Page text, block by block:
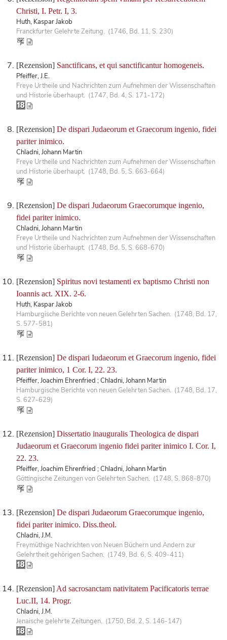
Christi, I. Petr. I, 3.
Huth, Kaspar Jakob
Franckfurter Gelehrte Zeitung. (1746, Bd. 11, S. 230)
[Rezension] Sanctificans, et qui sanctificantur homogeneis.
Pfeiffer, J.E.
Freye Urtheile und Nachrichten zum Aufnehmen der Wissenschaften
und Historie überhaupt. (1747, Bd. 4, S. 171-172)
[Rezension] De dispari Judaeorum et Graecorum ingenio, fidei
pariter inimico.
Chladni, Johann Martin
Freye Urtheile und Nachrichten zum Aufnehmen der Wissenschaften
und Historie überhaupt. (1748, Bd. 5, S. 663-664)
[Rezension] De dispari Judaeorum Graecorumque ingenio,
fidei pariter inimico.
Chladni, Johann Martin
Freye Urtheile und Nachrichten zum Aufnehmen der Wissenschaften
und Historie überhaupt. (1748, Bd. 5, S. 668-670)
[Rezension] Spiritus novi testamenti ex baptismo Christi non
Ioannis act. XIX. 2-6.
Huth, Kaspar Jakob
Hamburgische Berichte von neuen Gelehrten Sachen. (1748, Bd. 17,
S. 577-581)
[Rezension] De dispari Iudaeorum et Graecorum ingenio, fidei
pariter inimico, 1 Cor. I, 22. 23.
Pfeiffer, Joachim Ehrenfried ; Chladni, Johann Martin
Hamburgische Berichte von neuen Gelehrten Sachen. (1748, Bd. 17,
S. 627-629)
[Rezension] Dissertatio inauguralis Theologica de dispari
Judaeorum et Graecorum ingenio fidei pariter inimico I. Cor. I,
22. 23.
Pfeiffer, Joachim Ehrenfried ; Chladni, Johann Martin
Göttingische Zeitungen von Gelehrten Sachen. (1748, S. 868-870)
[Rezension] De dispari Judaeorum Graecorumque ingenio,
fidei pariter inimico. Diss.theol.
Chladni, J.M.
Freymüthige Nachrichten von Neuen Büchern und Andern zur
Gelehrtheit gehörigen Sachen. (1749, Bd. 6, S. 409-411)
[Rezension] Ad sacrosanctam nativitatem Pacificatoris terrae
Luc.II, 14. Progr.
Chladni, J.M.
Jenaische gelehrte Zeitungen. (1750, Bd. 2, S. 146-147)